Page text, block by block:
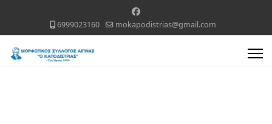
6999023160 mokapodistrias@gmail.com